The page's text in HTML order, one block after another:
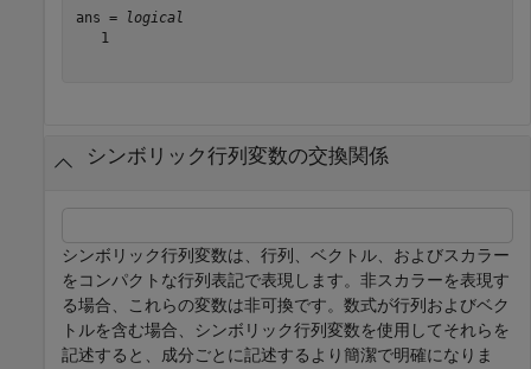
ans =
logical
   1
シンボリック行列変数の交換関係
シンボリック行列変数は、行列、ベクトル、およびスカラー
をコンパクトな行列表記で表現します。非スカラーを表現す
る場合、これらの変数は非可換です。数式が行列およびベク
トルを含む場合、シンボリック行列変数を使用してそれらを
記述すると、成分ごとに記述するより簡潔で明確になりま